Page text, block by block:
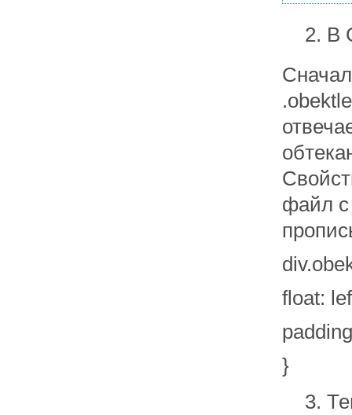
В
файл с
float:
}